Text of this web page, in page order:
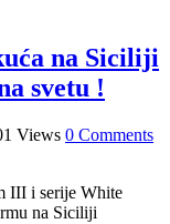
na Siciliji
svetu !
Views 0 Comments
III i serije White
na Siciliji